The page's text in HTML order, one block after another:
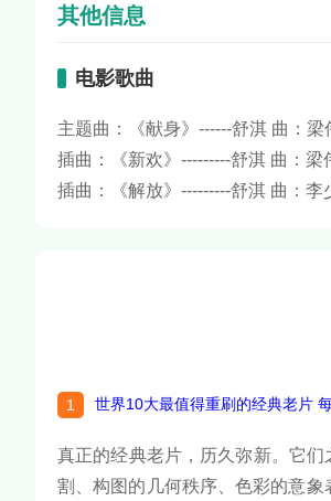
其他信息
电影歌曲
主题曲：《献身》------舒淇 曲：梁
插曲：《新欢》---------舒淇 曲：梁
插曲：《解放》---------舒淇 曲：
世界10大最值得重刷的经典老片
真正的经典老片，历久弥新。它
割、构图的几何秩序、色彩的意